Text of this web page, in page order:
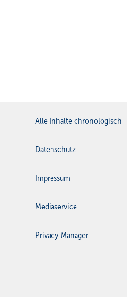
Alle Inhalte chronologisch
Datenschutz
Impressum
Mediaservice
Privacy Manager